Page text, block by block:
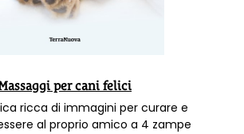
per cani felici
ricca di immagini per curare e
offrire benessere al proprio amico a 4 zampe